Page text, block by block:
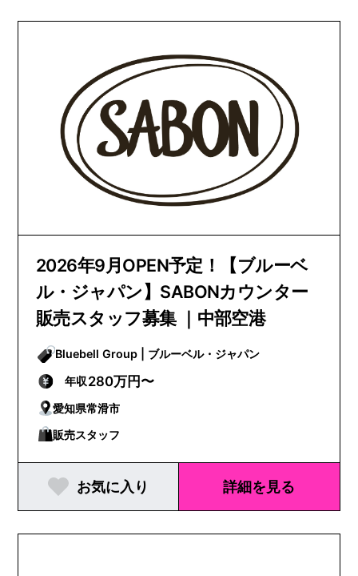
2026年9月OPEN予定！【ブルーベ
ル・ジャパン】SABONカウンター
販売スタッフ募集 ｜中部空港
Bluebell Group | ブルーベル・ジャパン
年収280万円〜
愛知県常滑市
販売スタッフ
お気に入り 詳細を見る